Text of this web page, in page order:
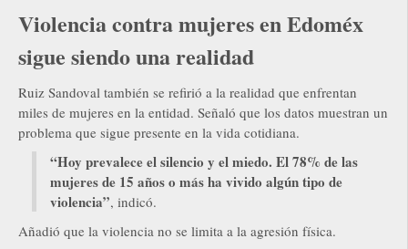
Violencia contra mujeres en Edoméx
sigue siendo una realidad
Ruiz Sandoval también se refirió a la realidad que enfrentan
miles de mujeres en la entidad. Señaló que los datos muestran un
problema que sigue presente en la vida cotidiana.
“Hoy prevalece el silencio y el miedo. El 78% de las
mujeres de 15 años o más ha vivido algún tipo de
violencia”, indicó.
Añadió que la violencia no se limita a la agresión física.